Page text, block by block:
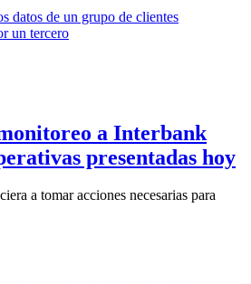
a Interbank
presentadas hoy
a tomar acciones necesarias para